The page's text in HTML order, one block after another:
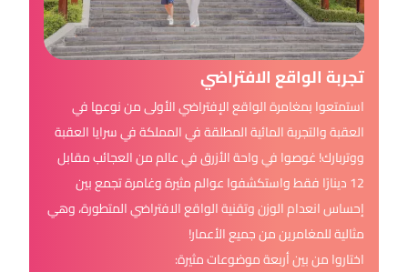
تجربة الواقع الافتراضي
استمتعوا بمغامرة الواقع الإفتراضي الأولى من نوعها في
العقبة والتجربة المائية المطلقة في المملكة في سرايا العقبة
ووتربارك! غوصوا في واحة الأزرق في عالم من العجائب مقابل
12 دينارًا فقط واستكشفوا عوالم مثيرة وغامرة تجمع بين
إحساس انعدام الوزن وتقنية الواقع الافتراضي المتطورة، وهي
مثالية للمغامرين من جميع الأعمار!
اختاروا من بين أربعة موضوعات مثيرة: